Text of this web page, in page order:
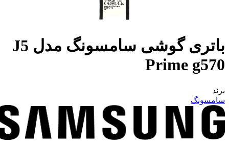
باتری گوشی سامسونگ مدل J5
Prime g570
برند
سامسونگ